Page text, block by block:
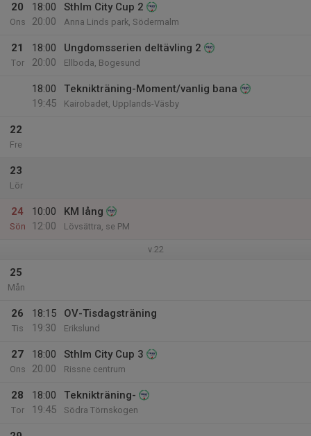
20
Ons
18:00
20:00
Sthlm City Cup 2
Anna Linds park, Södermalm
21
Tor
18:00
20:00
Ungdomsserien deltävling 2
Ellboda, Bogesund
18:00
19:45
Teknikträning-Moment/vanlig bana
Kairobadet, Upplands-Väsby
22
Fre
23
Lör
24
Sön
10:00
12:00
KM lång
Lövsättra, se PM
v.22
25
Mån
26
Tis
18:15
19:30
OV-Tisdagsträning
Erikslund
27
Ons
18:00
20:00
Sthlm City Cup 3
Rissne centrum
28
Tor
18:00
19:45
Teknikträning-
Södra Törnskogen